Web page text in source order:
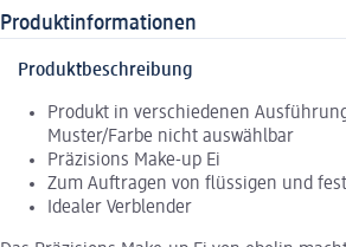
Produktinformationen
Produktbeschreibung
Produkt in verschiedenen
Muster/Farbe nicht auswählbar
Präzisions Make-up Ei
Zum Auftragen von flüssigen und
Idealer Verblender